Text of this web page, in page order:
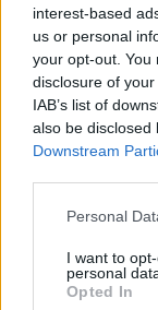
interest-based
us or personal
your opt-out. You
disclosure of
IAB’s list of
also be disclosed
Downstream
Personal
I want to
personal
Opted In
Test
Translation